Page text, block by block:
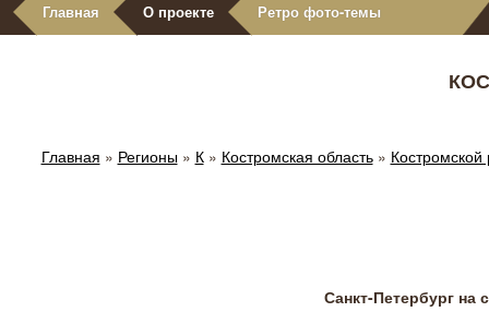
Главная О проекте Ретро фото-темы
Главная » Регионы» К» Костромская область» Костромской
Санкт-Петербург на